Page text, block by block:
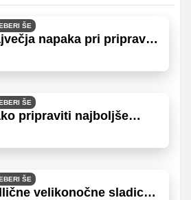
ŠE
napaka pri pripravi
ŠE
pripraviti najboljše
ŠE
velikonočne sladice,